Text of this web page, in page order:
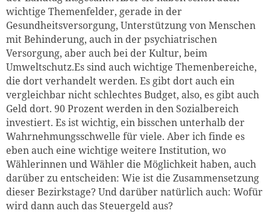
wichtige Themenfelder, gerade in der
Gesundheitsversorgung, Unterstützung von Menschen
mit Behinderung, auch in der psychiatrischen
Versorgung, aber auch bei der Kultur, beim
Umweltschutz.Es sind auch wichtige Themenbereiche,
die dort verhandelt werden. Es gibt dort auch ein
vergleichbar nicht schlechtes Budget, also, es gibt auch
Geld dort. 90 Prozent werden in den Sozialbereich
investiert. Es ist wichtig, ein bisschen unterhalb der
Wahrnehmungsschwelle für viele. Aber ich finde es
eben auch eine wichtige weitere Institution, wo
Wählerinnen und Wähler die Möglichkeit haben, auch
darüber zu entscheiden: Wie ist die Zusammensetzung
dieser Bezirkstage? Und darüber natürlich auch: Wofür
wird dann auch das Steuergeld aus?